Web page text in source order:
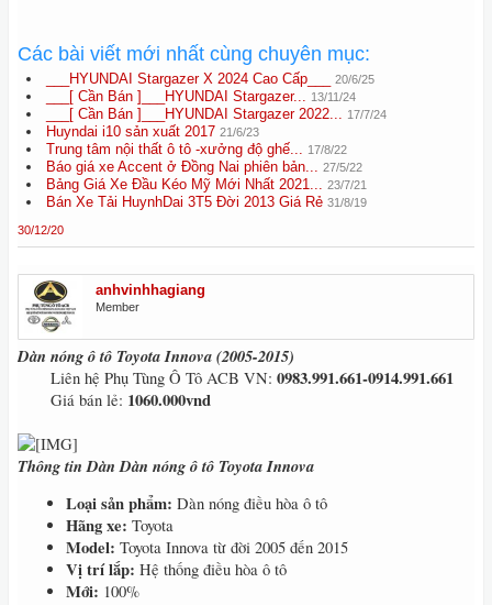
Các bài viết mới nhất cùng chuyên mục:
___HYUNDAI Stargazer X 2024 Cao Cấp___ 20/6/25
___[ Cần Bán ]___HYUNDAI Stargazer... 13/11/24
___[ Cần Bán ]___HYUNDAI Stargazer 2022... 17/7/24
Huyndai i10 sản xuất 2017 21/6/23
Trung tâm nội thất ô tô -xưởng độ ghế... 17/8/22
Báo giá xe Accent ở Đồng Nai phiên bản... 27/5/22
Bảng Giá Xe Đầu Kéo Mỹ Mới Nhất 2021... 23/7/21
Bán Xe Tải HuynhDai 3T5 Đời 2013 Giá Rẻ 31/8/19
30/12/20
anhvinhhagiang
Member
Dàn nóng ô tô Toyota Innova (2005-2015)
Liên hệ Phụ Tùng Ô Tô ACB VN: 0983.991.661-0914.991.661
Giá bán lẻ: 1060.000vnd
Thông tin Dàn Dàn nóng ô tô Toyota Innova
Loại sản phẩm: Dàn nóng điều hòa ô tô
Hãng xe: Toyota
Model: Toyota Innova từ đời 2005 đến 2015
Vị trí lắp: Hệ thống điều hòa ô tô
Mới: 100%